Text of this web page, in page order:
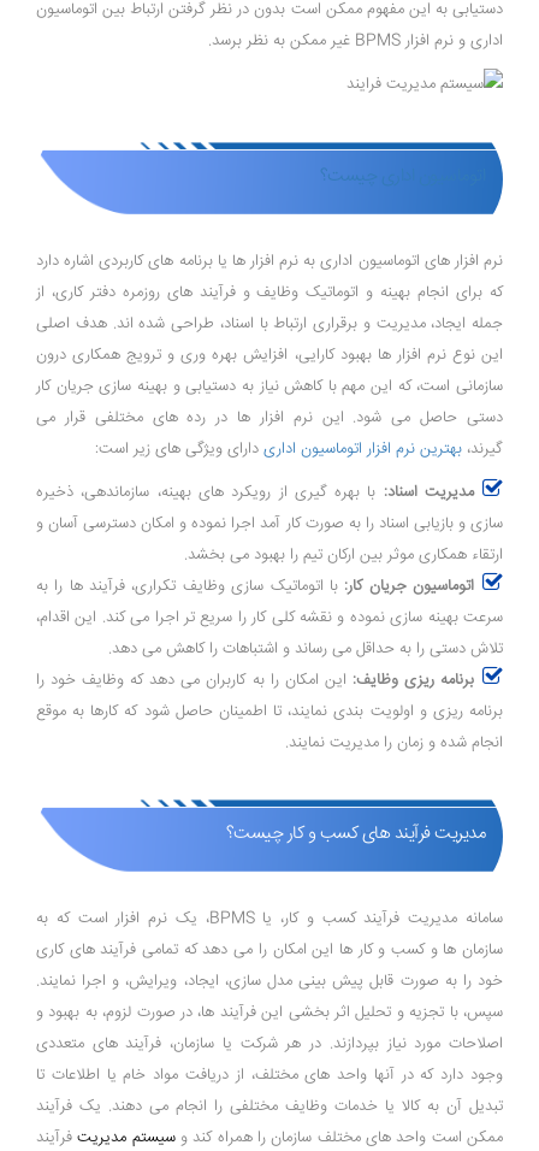
دستیابی به این مفهوم ممکن است بدون در نظر گرفتن ارتباط بین اتوماسیون
اداری و نرم ‌افزار BPMS غیر ممکن به نظر برسد.
اتوماسیون اداری چیست؟
نرم ‌افزار های اتوماسیون اداری به نرم‌ افزار ها یا برنامه‌ های کاربردی اشاره دارد
که برای انجام بهینه و اتوماتیک وظایف و فرآیند های روزمره دفتر کاری، از
جمله ایجاد، مدیریت و برقراری ارتباط با اسناد، طراحی شده ‌اند. هدف اصلی
این نوع نرم‌ افزار ها بهبود کارایی، افزایش بهره ‌وری و ترویج همکاری درون
سازمانی است، که این مهم با کاهش نیاز به دستیابی و بهینه‌ سازی جریان کار
دستی حاصل می ‌شود. این نرم افزار ها در رده های مختلفی قرار می
گیرند، بهترین نرم افزار اتوماسیون اداری دارای ویژگی های زیر است:
مدیریت اسناد: با بهره ‌گیری از رویکرد های بهینه، سازماندهی، ذخیره
سازی و بازیابی اسناد را به صورت کار آمد اجرا نموده و امکان دسترسی آسان و
ارتقاء همکاری موثر بین ارکان تیم را بهبود می ‌بخشد.
اتوماسیون جریان کار: با اتوماتیک‌ سازی وظایف تکراری، فرآیند ها را به
سرعت بهینه ‌سازی نموده و نقشه کلی کار را سریع‌ تر اجرا می‌ کند. این اقدام،
تلاش دستی را به حداقل می ‌رساند و اشتباهات را کاهش می ‌دهد.
برنامه‌ ریزی وظایف: این امکان را به کاربران می ‌دهد که وظایف خود را
برنامه ‌ریزی و اولویت ‌بندی نمایند، تا اطمینان حاصل شود که کارها به موقع
انجام شده و زمان را مدیریت نمایند.
مدیریت فرآیند های کسب و کار چیست؟
سامانه مدیریت فرآیند کسب و کار، یا BPMS، یک نرم ‌افزار است که به
سازمان‌ ها و کسب و کار ها این امکان را می‌ دهد که تمامی فرآیند های کاری
خود را به صورت قابل پیش ‌بینی مدل ‌سازی، ایجاد، ویرایش، و اجرا نمایند.
سپس، با تجزیه و تحلیل اثر بخشی این فرآیند ها، در صورت لزوم، به بهبود و
اصلاحات مورد نیاز بپردازند. در هر شرکت یا سازمان، فرآیند های متعددی
وجود دارد که در آنها واحد های مختلف، از دریافت مواد خام یا اطلاعات تا
تبدیل آن به کالا یا خدمات وظایف مختلفی را انجام می‌ دهند. یک فرآیند
ممکن است واحد های مختلف سازمان را همراه کند وسیستم مدیریتفرآیند